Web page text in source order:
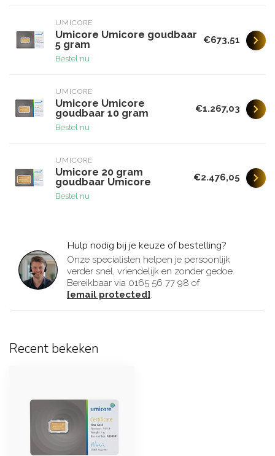
UMICORE
Umicore Umicore goudbaar
5 gram
Bestel nu
€673,51
UMICORE
Umicore Umicore
goudbaar 10 gram
Bestel nu
€1.267,03
UMICORE
Umicore 20 gram
goudbaar Umicore
Bestel nu
€2.476,05
Hulp nodig bij je keuze of bestelling?
Onze specialisten helpen je persoonlijk
verder snel, vriendelijk en zonder gedoe.
Bereikbaar via 0165 56 77 98 of
[email protected].
Recent bekeken